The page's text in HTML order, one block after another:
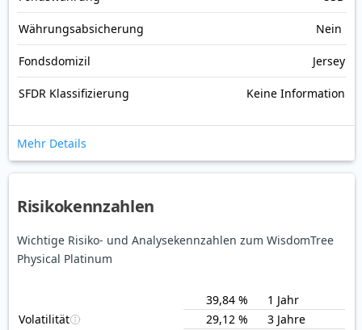
Währungsabsicherung Nein
Fondsdomizil Jersey
SFDR Klassifizierung Keine Information
Mehr Details
Risikokennzahlen
Wichtige Risiko- und Analysekennzahlen zum WisdomTree
Physical Platinum
Volatilität
39,84 %
1 Jahr
29,12 %
3 Jahre